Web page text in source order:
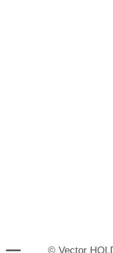
© Vector